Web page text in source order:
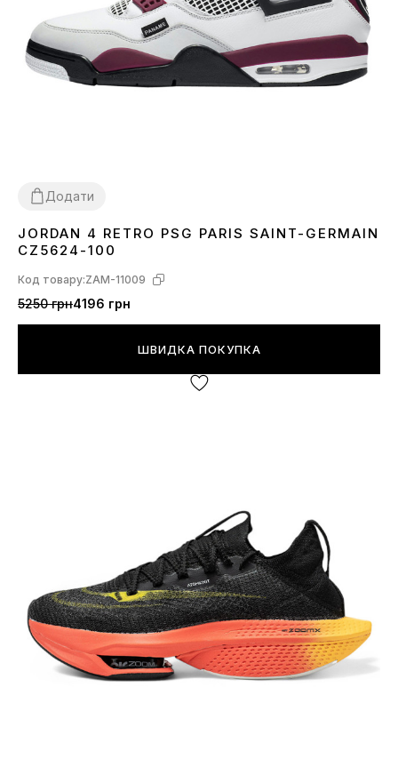
Додати
41424344 45
JORDAN 4 RETRO PSG PARIS SAINT-GERMAIN
CZ5624-100
Код товару:ZAM-11009
5250 грн4196 грн
ШВИДКА ПОКУПКА